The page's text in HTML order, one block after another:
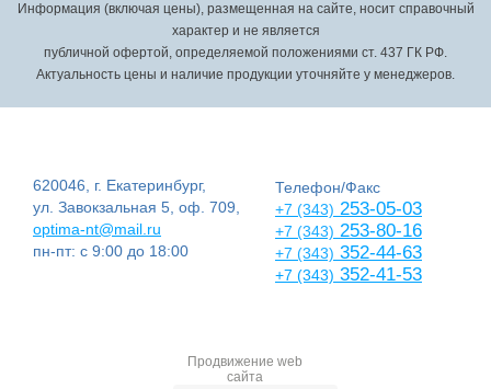
Информация (включая цены), размещенная на сайте, носит справочный
характер и не является
публичной офертой, определяемой положениями ст. 437 ГК РФ.
Актуальность цены и наличие продукции уточняйте у менеджеров.
620046, г. Екатеринбург,
ул. Завокзальная 5, оф. 709,
optima-nt@mail.ru
пн-пт: с 9:00 до 18:00
Телефон/Факс
+7 (343) 253-05-03
+7 (343) 253-80-16
+7 (343) 352-44-63
+7 (343) 352-41-53
Продвижение web
сайта